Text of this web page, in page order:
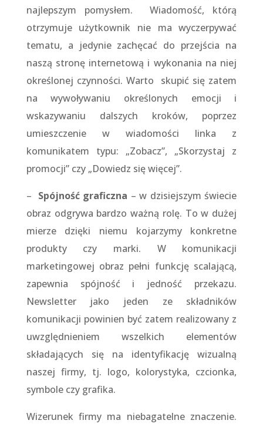
najlepszym pomysłem. Wiadomość, którą
otrzymuje użytkownik nie ma wyczerpywać
tematu, a jedynie zachęcać do przejścia na
naszą stronę internetową i wykonania na niej
określonej czynności. Warto skupić się zatem
na wywoływaniu określonych emocji i
wskazywaniu dalszych kroków, poprzez
umieszczenie w wiadomości linka z
komunikatem typu: „Zobacz”, „Skorzystaj z
promocji” czy „Dowiedz się więcej”.
– Spójność graficzna – w dzisiejszym świecie
obraz odgrywa bardzo ważną rolę. To w dużej
mierze dzięki niemu kojarzymy konkretne
produkty czy marki. W komunikacji
marketingowej obraz pełni funkcję scalającą,
zapewnia spójność i jedność przekazu.
Newsletter jako jeden ze składników
komunikacji powinien być zatem realizowany z
uwzględnieniem wszelkich elementów
składających się na identyfikację wizualną
naszej firmy, tj. logo, kolorystyka, czcionka,
symbole czy grafika.
Wizerunek firmy ma niebagatelne znaczenie.